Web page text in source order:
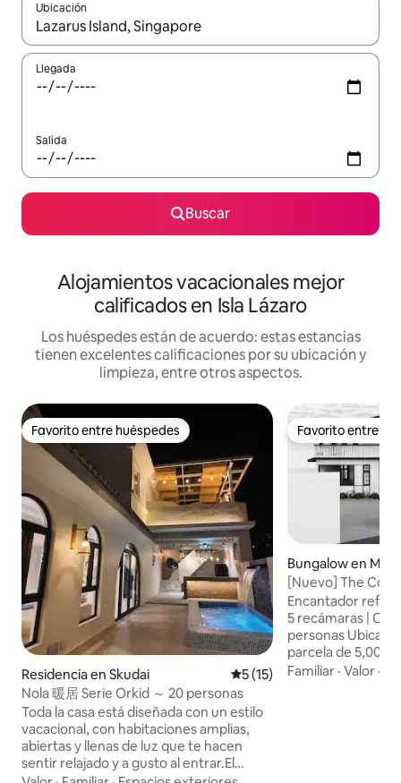
Ubicación
Cuando los resultados estén disponibles, podrás navegar
Llegada
Salida
Buscar
Alojamientos vacacionales mejor
calificados en Isla Lázaro
Los huéspedes están de acuerdo: estas estancias
tienen excelentes calificaciones por su ubicación y
limpieza, entre otros aspectos.
Favorito entre huéspedes
Favorito entre huéspedes
Residencia en Skudai Calificación promedio: 5 de
5 (15)
Nola 暖居 Serie Orkid ～ 20 personas
Toda la casa está diseñada con un estilo
vacacional, con habitaciones amplias,
abiertas y llenas de luz que te hacen
sentir relajado y a gusto al entrar.El
Favorito entre
Favorito entre
Bungalow en
[Nuevo] The
5 habitaciones -
de billar
Encantador
5 recámaras |
personas Ubicada en una espaciosa
parcela de 5,000
casa de estilo
Familiar ·Valor ·